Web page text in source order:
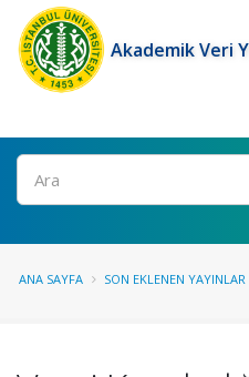
Akademik Veri
Ara
ANA SAYFA SON EKLENEN YAYINLAR